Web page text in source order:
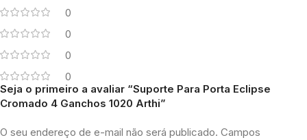
0
0
0
0
Seja o primeiro a avaliar “Suporte Para Porta Eclipse
Cromado 4 Ganchos 1020 Arthi”
O seu endereço de e-mail não será publicado. Campos